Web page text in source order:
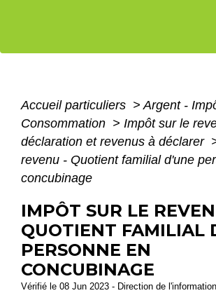
Accueil particuliers > Argent -
Consommation > Impôt sur le
déclaration et revenus à déclarer
revenu - Quotient familial d'une
concubinage
IMPÔT SUR LE
QUOTIENT FAMILIAL
PERSONNE EN
CONCUBINAGE
Vérifié le 08 Jun 2023 - Direction de